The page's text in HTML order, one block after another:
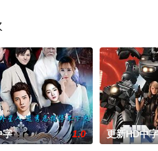
字 1.0 更新HD中字